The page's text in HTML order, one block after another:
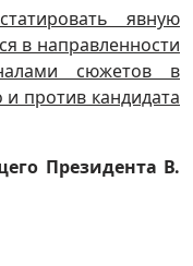
явную
в направленности
сюжетов в
против кандидата
Президента В.